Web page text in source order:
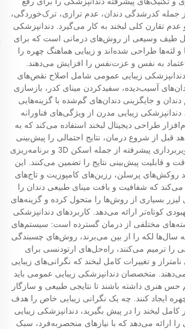
جمله کدرشدگی دندان، عدم ترازی، ترک‌خوردگی،
عدم تقارن کلی لبخند به کار می‌گیرد. دندانپزشکی
طیف وسیعی از روش‌های درمانی است که برای
و لثه‌ها طراحی شده‌اند و زیبایی هماهنگ چهره را
اعتماد به نفس و عزت‌نفس را افزایش می‌دهند.
زیبایی عمومی شامل اصلاح نقص‌های
آسیب‌دیده، سفیدکردن مینای کدر، بازسازی
و جایگزینی دندان‌های گم‌شده با گزینه‌هایی
زیبایی مدرن از ویژگی‌های فناورانه
طراحی دیجیتال لبخند استفاده می‌کند که به
قبل از شروع درمان، نتایج احتمالی را پیش‌بینی
کنند. سیستم‌های تصویربرداری پیشرفته از جمله اسکن 3D و برنامه‌ریزی
و قابلیت پیش‌بینی نتایج را تضمین می‌کنند. این
روکش‌های پرسلن، رزین‌های کامپوزیت و تاج‌های
که شفافیت و بافت مینای طبیعی دندان را
لیزر بسیاری از روش‌ها را متحول کرده و گزینه‌های
کوتاه‌تر ارائه می‌دهد. کاربردهای دندانپزشکی
مختلفی از درمان گسترده است: سیستم‌های
سال‌ها لکه را از بین می‌برند، روش‌های چسبندگی
ترمیم می‌کنند، راه‌حل‌های ارتودنسی برای
و تغییرات کامل لبخند که نگرانی‌های زیبایی
متخصصان دندانپزشکی زیبایی عمومی باید
هنری داشته باشند تا نتایجی طبیعی و سازگار
ایجاد کنند. چه یک نگرانی زیبایی خاص را هدف
کامل لبخند را در پیش بگیرید، دندانپزشکی زیبایی
ارائه می‌دهد که با نیازهای منحصربه‌فرد، سبک